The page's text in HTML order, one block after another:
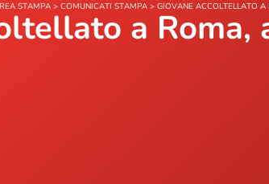
STAMPA > COMUNICATI STAMPA > GIOVANE ACCOLTELLATO A
a